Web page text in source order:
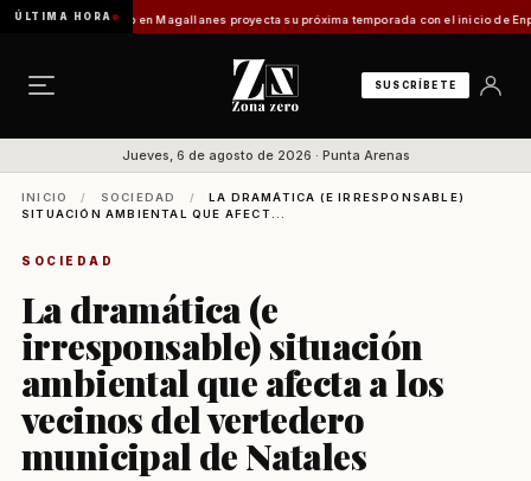
ÚLTIMA HORA
Turismo en Magallanes proyecta su próxima temporada con el inicio de Enprotur
SUSCRÍBETE
Jueves, 6 de agosto de 2026 · Punta Arenas
INICIO / SOCIEDAD /
LA DRAMÁTICA (E IRRESPONSABLE)
SITUACIÓN AMBIENTAL QUE AFECT...
SOCIEDAD
La dramática (e
irresponsable) situación
ambiental que afecta a los
vecinos del vertedero
municipal de Natales